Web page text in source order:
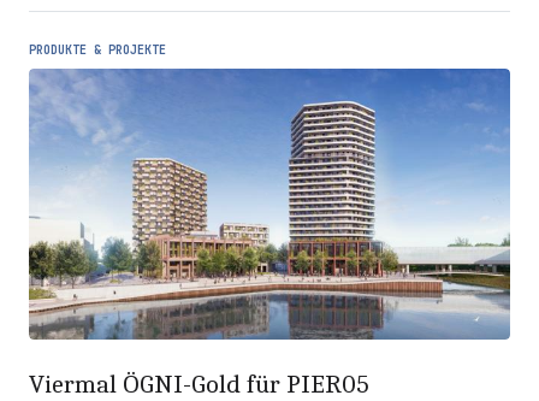
PRODUKTE & PROJEKTE
Viermal ÖGNI-Gold für PIER05